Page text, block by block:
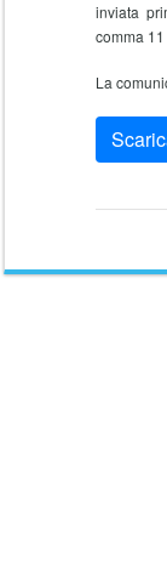
inviata
comma
La